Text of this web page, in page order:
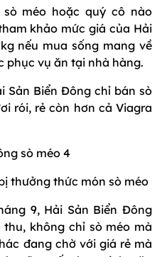
méo hoặc quý cô nào
khảo mức giá của Hải
nếu mua sống mang về
phục vụ ăn tại nhà hàng.
Sản Biển Đông chỉ bán sò
rói, rẻ còn hơn cả Viagra
thưởng thức món sò méo
9, Hải Sản Biển Đông
không chỉ sò méo mà
đang chờ với giá rẻ mà